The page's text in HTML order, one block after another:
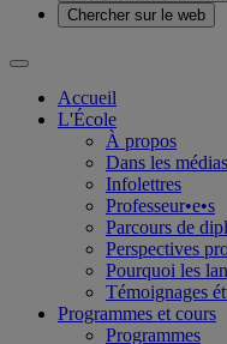
Chercher sur le web
Accueil
L'École
À propos
Dans les médias
Infolettres
Professeur•e•s
Parcours de
Perspectives
Pourquoi les
Témoignages
Programmes et cours
Programmes